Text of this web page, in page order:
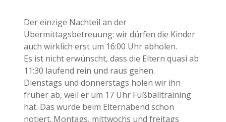
Der einzige Nachteil an der
Übermittagsbetreuung: wir dürfen die Kinder
auch wirklich erst um 16:00 Uhr abholen.
Es ist nicht erwünscht, dass die Eltern quasi ab
11:30 laufend rein und raus gehen.
Dienstags und donnerstags holen wir ihn
früher ab, weil er um 17 Uhr Fußballtraining
hat. Das wurde beim Elternabend schon
notiert. Montags, mittwochs und freitags